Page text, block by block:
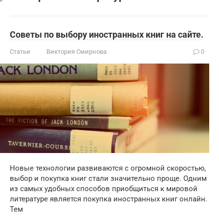
Советы по выбору иностранных книг на сайте.
Статьи Виктория Смирнова 0
Новые технологии развиваются с огромной скоростью,
выбор и покупка книг стали значительно проще. Одним
из самых удобных способов приобщиться к мировой
литературе является покупка иностранных книг онлайн.
Тем